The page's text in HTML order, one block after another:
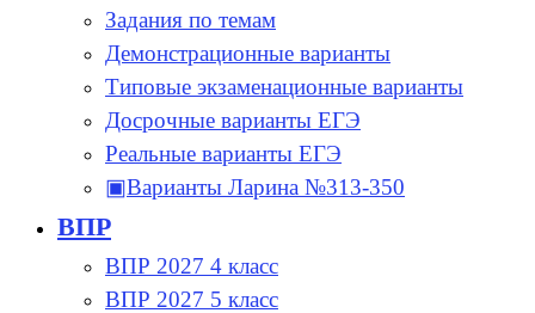
Задания по темам
Демонстрационные варианты
Типовые экзаменационные варианты
Досрочные варианты ЕГЭ
Реальные варианты ЕГЭ
▣Варианты Ларина №313-350
ВПР
ВПР 2027 4 класс
ВПР 2027 5 класс